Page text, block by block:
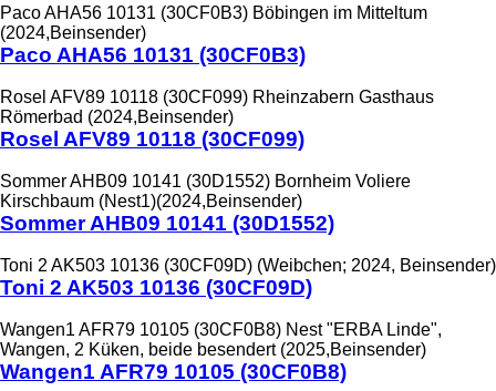
Paco AHA56 10131 (30CF0B3) Böbingen im Mitteltum
(2024,Beinsender)
Paco AHA56 10131 (30CF0B3)
Rosel AFV89 10118 (30CF099) Rheinzabern Gasthaus
Römerbad (2024,Beinsender)
Rosel AFV89 10118 (30CF099)
Sommer AHB09 10141 (30D1552) Bornheim Voliere
Kirschbaum (Nest1)(2024,Beinsender)
Sommer AHB09 10141 (30D1552)
Toni 2 AK503 10136 (30CF09D) (Weibchen; 2024, Beinsender)
Toni 2 AK503 10136 (30CF09D)
Wangen1 AFR79 10105 (30CF0B8) Nest "ERBA Linde",
Wangen, 2 Küken, beide besendert (2025,Beinsender)
Wangen1 AFR79 10105 (30CF0B8)